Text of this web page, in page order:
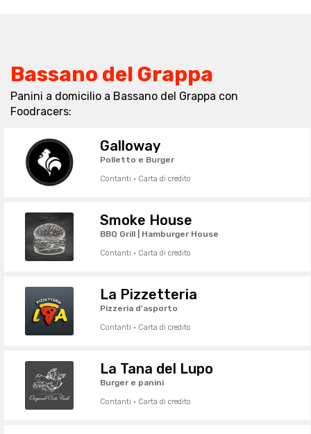
Bassano del Grappa
Panini a domicilio a Bassano del Grappa con
Foodracers:
Galloway
Polletto e Burger
Contanti · Carta di credito
Smoke House
BBQ Grill | Hamburger House
Contanti · Carta di credito
La Pizzetteria
Pizzeria d'asporto
Contanti · Carta di credito
La Tana del Lupo
Burger e panini
Contanti · Carta di credito